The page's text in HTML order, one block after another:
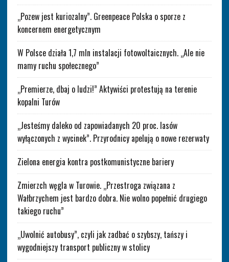
„Pozew jest kuriozalny”. Greenpeace Polska o sporze z
koncernem energetycznym
W Polsce działa 1,7 mln instalacji fotowoltaicznych. „Ale nie
mamy ruchu społecznego”
„Premierze, dbaj o ludzi!” Aktywiści protestują na terenie
kopalni Turów
„Jesteśmy daleko od zapowiadanych 20 proc. lasów
wyłączonych z wycinek”. Przyrodnicy apelują o nowe rezerwaty
Zielona energia kontra postkomunistyczne bariery
Zmierzch węgla w Turowie. „Przestroga związana z
Wałbrzychem jest bardzo dobra. Nie wolno popełnić drugiego
takiego ruchu”
„Uwolnić autobusy”, czyli jak zadbać o szybszy, tańszy i
wygodniejszy transport publiczny w stolicy